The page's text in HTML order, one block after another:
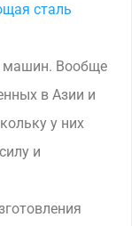
сталь
машин. Вообще
в Азии и
у них
и